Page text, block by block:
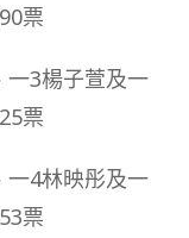
票
一3楊子萱及一
票
一4林映彤及一
票